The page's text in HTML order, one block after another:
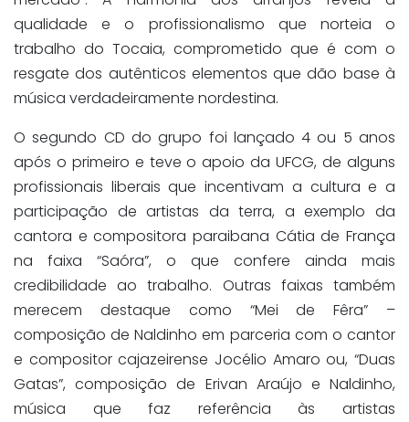
qualidade e o profissionalismo que norteia o
trabalho do Tocaia, comprometido que é com o
resgate dos autênticos elementos que dão base à
música verdadeiramente nordestina.
O segundo CD do grupo foi lançado 4 ou 5 anos
após o primeiro e teve o apoio da UFCG, de alguns
profissionais liberais que incentivam a cultura e a
participação de artistas da terra, a exemplo da
cantora e compositora paraibana Cátia de França
na faixa “Saóra”, o que confere ainda mais
credibilidade ao trabalho. Outras faixas também
merecem destaque como “Mei de Fêra” –
composição de Naldinho em parceria com o cantor
e compositor cajazeirense Jocélio Amaro ou, “Duas
Gatas”, composição de Erivan Araújo e Naldinho,
música que faz referência às artistas